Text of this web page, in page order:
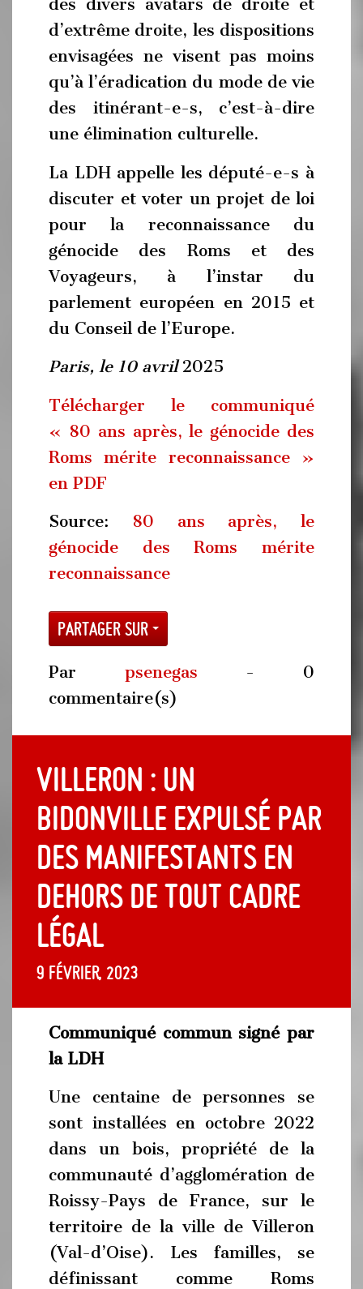
des divers avatars de droite et
d’extrême droite, les dispositions
envisagées ne visent pas moins
qu’à l’éradication du mode de vie
des itinérant-e-s, c’est-à-dire
une élimination culturelle.
La LDH appelle les député-e-s à
discuter et voter un projet de loi
pour la reconnaissance du
génocide des Roms et des
Voyageurs, à l’instar du
parlement européen en 2015 et
du Conseil de l’Europe.
Paris, le 10 avril2025
Télécharger le communiqué
« 80 ans après, le génocide des
Roms mérite reconnaissance »
en PDF
Source: 80 ans après, le
génocide des Roms mérite
reconnaissance
Partager sur
Par psenegas - 0
commentaire(s)
Villeron : un
bidonville expulsé par
des manifestants en
dehors de tout cadre
légal
9 février, 2023
Communiqué commun signé par
la LDH
Une centaine de personnes se
sont installées en octobre 2022
dans un bois, propriété de la
communauté d’agglomération de
Roissy-Pays de France, sur le
territoire de la ville de Villeron
(Val-d’Oise). Les familles, se
définissant comme Roms